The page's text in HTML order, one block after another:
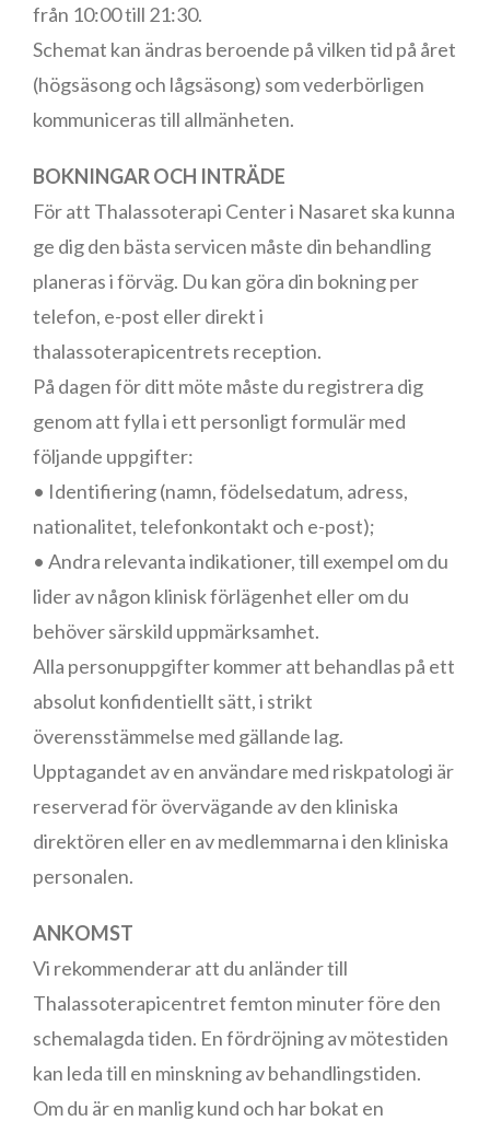
från 10:00 till 21:30.
Schemat kan ändras beroende på vilken tid på året
(högsäsong och lågsäsong) som vederbörligen
kommuniceras till allmänheten.
BOKNINGAR OCH INTRÄDE
För att Thalassoterapi Center i Nasaret ska kunna
ge dig den bästa servicen måste din behandling
planeras i förväg. Du kan göra din bokning per
telefon, e-post eller direkt i
thalassoterapicentrets reception.
På dagen för ditt möte måste du registrera dig
genom att fylla i ett personligt formulär med
följande uppgifter:
• Identifiering (namn, födelsedatum, adress,
nationalitet, telefonkontakt och e-post);
• Andra relevanta indikationer, till exempel om du
lider av någon klinisk förlägenhet eller om du
behöver särskild uppmärksamhet.
Alla personuppgifter kommer att behandlas på ett
absolut konfidentiellt sätt, i strikt
överensstämmelse med gällande lag.
Upptagandet av en användare med riskpatologi är
reserverad för övervägande av den kliniska
direktören eller en av medlemmarna i den kliniska
personalen.
ANKOMST
Vi rekommenderar att du anländer till
Thalassoterapicentret femton minuter före den
schemalagda tiden. En fördröjning av mötestiden
kan leda till en minskning av behandlingstiden.
Om du är en manlig kund och har bokat en